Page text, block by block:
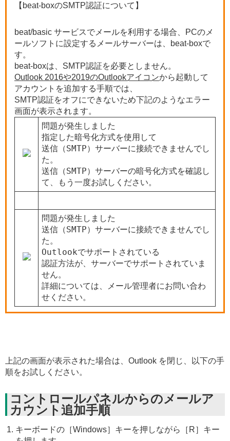
【beat-boxのSMTP認証について】
beat/basic サービスでメールを利用する場合、PCのメ
ールソフトに設定するメールサーバーは、beat-boxで
す。
beat-boxは、SMTP認証を必要としません。
Outlook 2016や2019のOutlookアイコンから起動して
アカウントを追加する手順では、
SMTP認証をオフにできないため下記のようなエラー
画面が表示されます。
問題が発生しました
指定した暗号化方式を使用して
送信（SMTP）サーバーに接続できませんでし
た。
送信（SMTP）サーバーの暗号化方式を確認し
て、もう一度お試しください。
問題が発生しました
送信（SMTP）サーバーに接続できませんでし
た。
Outlookでサポートされている
認証方法が、サーバーでサポートされていま
せん。
詳細については、メール管理者にお問い合わ
せください。
上記の画面が表示された場合は、Outlook を閉じ、以下の手
順をお試しください。
コントロールパネルからのメールア
カウント追加手順
キーボードの［Windows］キーを押しながら［R］キー